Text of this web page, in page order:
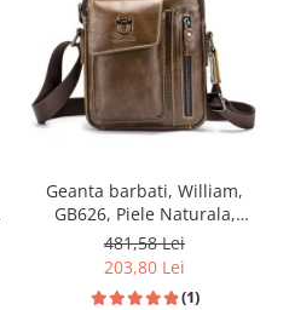
Geanta barbati, William,
GB626, Piele Naturala,
Cafeniu, 22x18x6 cm
481,58 Lei
203,80 Lei
(1)